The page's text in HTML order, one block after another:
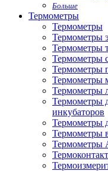
Больше
Термометры
Термометры
Термометры
Термометры
Термометры
Термометры
Термометры
Термометры
Термометры
инкубаторов
Термометры
Термометры
Термометры